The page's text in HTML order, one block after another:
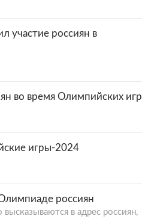
участие россиян в
во время Олимпийских игр
игры-2024
россиян
в адрес россиян,